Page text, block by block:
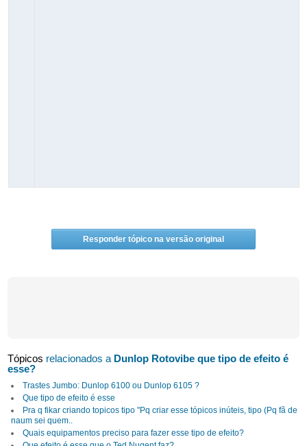
Responder tópico na versão original
Tópicos relacionados a Dunlop Rotovibe que tipo de efeito é
esse?
Trastes Jumbo: Dunlop 6100 ou Dunlop 6105 ?
Que tipo de efeito é esse
Pra q fikar criando topicos tipo "Pq criar esse tópicos inúteis, tipo (Pq fã de
naum sei quem..
Quais equipamentos preciso para fazer esse tipo de efeito?